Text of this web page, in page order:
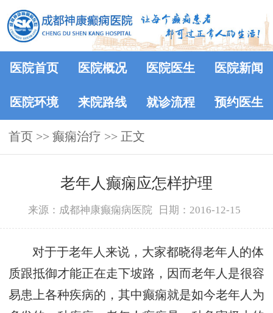
医院首页 医院概况 医院医生 医院新闻
医院环境 来院路线 就诊流程 预约医生
首页 >> 癫痫治疗 >> 正文
老年人癫痫应怎样护理
来源：成都神康癫痫病医院 日期：2016-12-15
对于于老年人来说，大家都晓得老年人的体
质跟抵御才能正在走下坡路，因而老年人是很容
易患上各种疾病的，其中癫痫就是如今老年人为